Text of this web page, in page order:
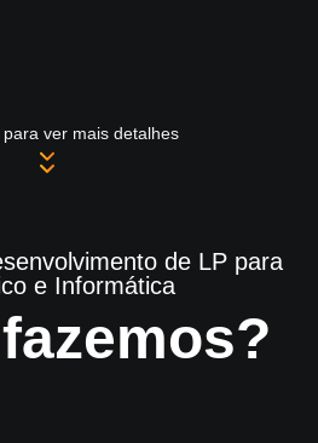
para ver mais detalhes
de LP para
e Informática